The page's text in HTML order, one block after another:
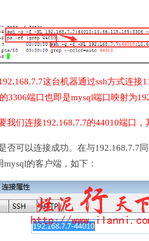
这台机器通过ssh方式连接
3306端口也即是mysql端口映射为
我们连接192.168.7.7的44010端口
否可以连接成功。在与192.168.7.7
的客户端，如下：